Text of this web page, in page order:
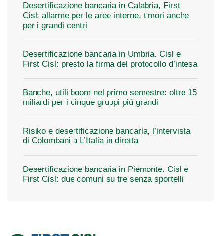
Desertificazione bancaria in Calabria, First
Cisl: allarme per le aree interne, timori anche
per i grandi centri
Desertificazione bancaria in Umbria. Cisl e
First Cisl: presto la firma del protocollo d’intesa
Banche, utili boom nel primo semestre: oltre 15
miliardi per i cinque gruppi più grandi
Risiko e desertificazione bancaria, l’intervista
di Colombani a L’Italia in diretta
Desertificazione bancaria in Piemonte. Cisl e
First Cisl: due comuni su tre senza sportelli